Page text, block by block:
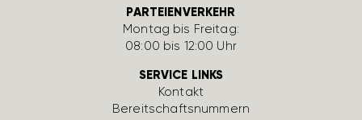
PARTEIENVERKEHR
Montag bis Freitag:
08:00 bis 12:00 Uhr
SERVICE LINKS
Kontakt
Bereit­schafts­num­mern